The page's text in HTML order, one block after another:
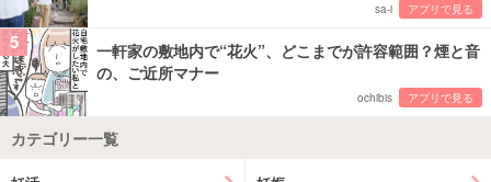
sa-i アプリで見る
5
一軒家の敷地内で“花火”、どこまでが許容範囲？煙と音
の、ご近所マナー
ochibis アプリで見る
カテゴリー一覧